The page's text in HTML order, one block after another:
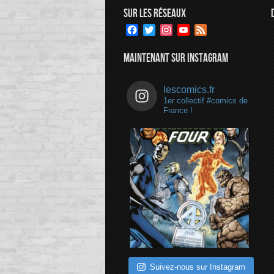
SUR LES RÉSEAUX
Facebook
TwitterInstagramYouTube
MAINTENANT SUR INSTAGRAM
lescomics.fr
1er collectif #comics de
France !
Suivez-nous sur Instagram